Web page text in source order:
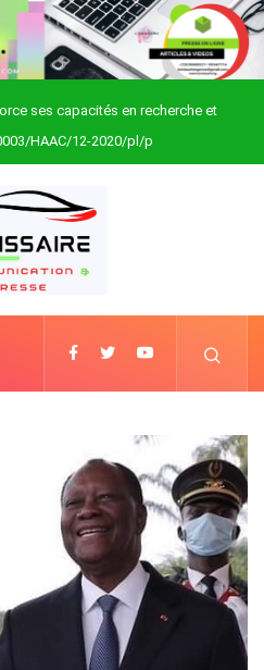
ses capacités en recherche et
biotechnologie
HAAC/12-2020/pl/p